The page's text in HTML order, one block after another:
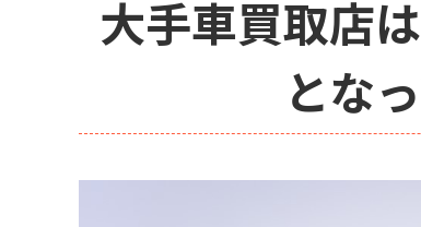
大手車買取店
とな